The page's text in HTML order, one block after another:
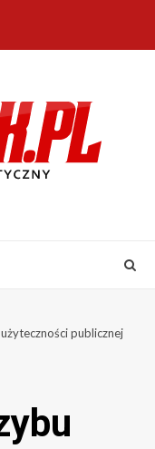
publicznej